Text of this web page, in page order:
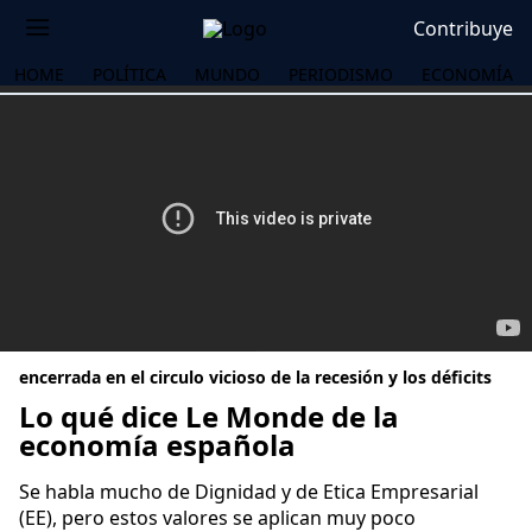
Contribuye
HOME POLÍTICA MUNDO PERIODISMO ECONOMÍA
encerrada en el circulo vicioso de la recesión y los déficits
Lo qué dice Le Monde de la
economía española
Se habla mucho de Dignidad y de Etica Empresarial
(EE), pero estos valores se aplican muy poco